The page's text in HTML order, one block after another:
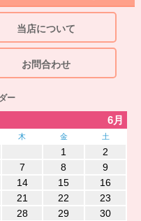
当店について
お問合わせ
ー
6月
木 金 土
1
2
7 8
9
14 15
16
21 22
23
28 29 30